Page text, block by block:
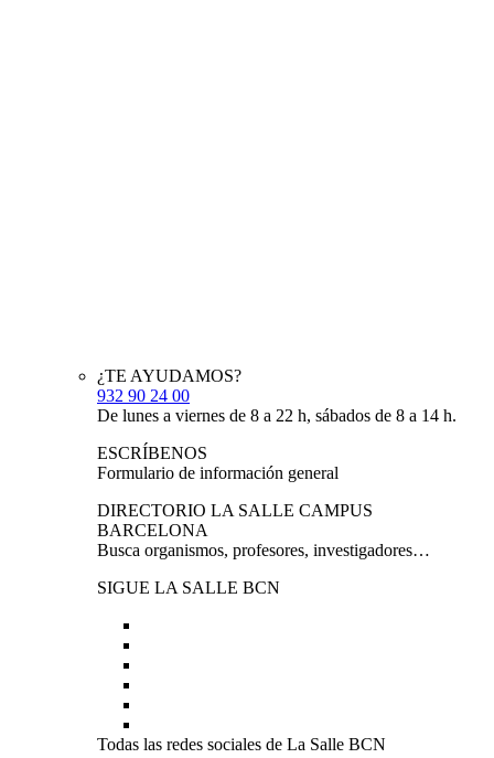
¿TE AYUDAMOS?
932 90 24 00
De lunes a viernes de 8 a 22 h, sábados de 8 a 14 h.
ESCRÍBENOS
Formulario de información general
DIRECTORIO LA SALLE CAMPUS
BARCELONA
Busca organismos, profesores, investigadores…
SIGUE LA SALLE BCN
Todas las redes sociales de La Salle BCN